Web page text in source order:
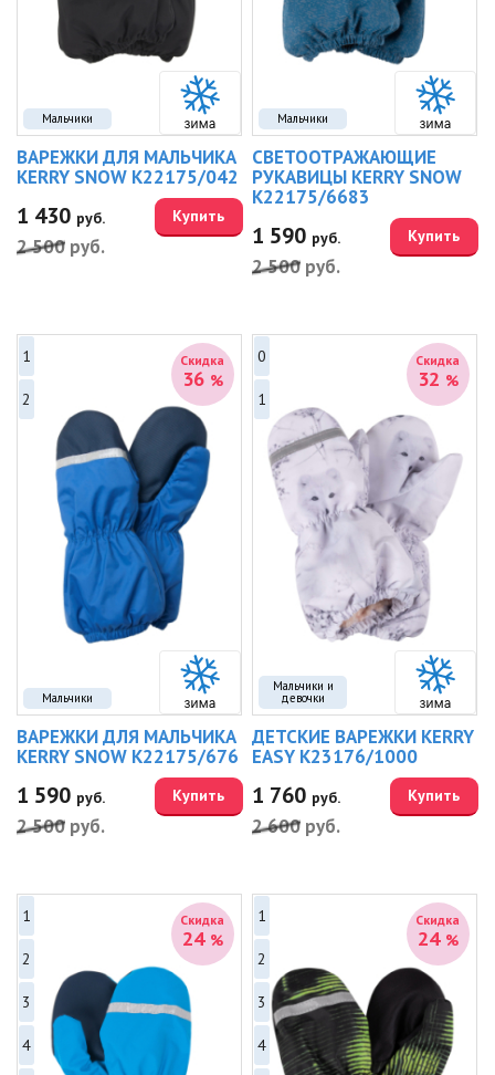
Мальчики
ВАРЕЖКИ ДЛЯ МАЛЬЧИКА
KERRY SNOW K22175/042
1 430 руб.
2 500 руб.
Купить
Мальчики
СВЕТООТРАЖАЮЩИЕ
РУКАВИЦЫ KERRY SNOW
K22175/6683
1 590 руб.
2 500 руб.
Купить
Мальчики
Скидка
36 %
1
2
ВАРЕЖКИ ДЛЯ МАЛЬЧИКА
KERRY SNOW K22175/676
1 590 руб.
2 500 руб.
Купить
Мальчики и
девочки
Скидка
32 %
0
1
ДЕТСКИЕ ВАРЕЖКИ KERRY
EASY K23176/1000
1 760 руб.
2 600 руб.
Купить
Скидка
24 %
1
2
3
4
Скидка
24 %
1
2
3
4